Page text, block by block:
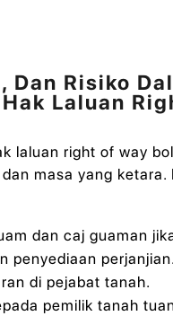
Dan Risiko
Laluan
laluan right of way
masa yang ketara.
dan caj guaman
penyediaan perjanjian.
di pejabat tanah.
pemilik tanah